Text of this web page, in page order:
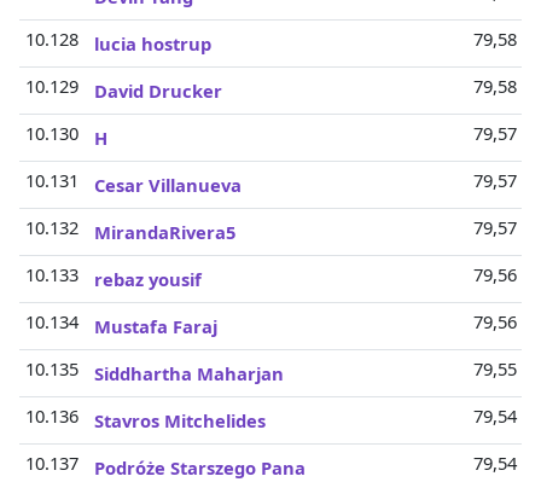
10.128
lucia hostrup
79,58
10.129
David Drucker
79,58
10.130
H
79,57
10.131
Cesar Villanueva
79,57
10.132
MirandaRivera5
79,57
10.133
rebaz yousif
79,56
10.134
Mustafa Faraj
79,56
10.135
Siddhartha Maharjan
79,55
10.136
Stavros Mitchelides
79,54
10.137
Podróże Starszego Pana
79,54